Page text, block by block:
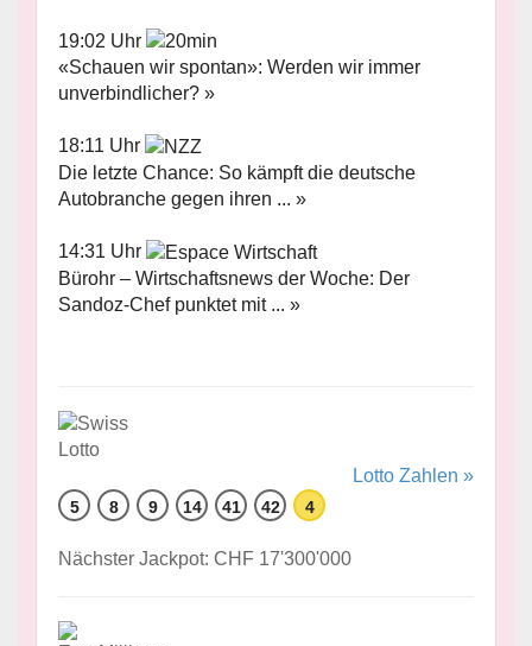
19:02 Uhr
«Schauen wir spontan»: Werden wir immer
unverbindlicher? »
18:11 Uhr
Die letzte Chance: So kämpft die deutsche
Autobranche gegen ihren ... »
14:31 Uhr
Bürohr – Wirtschaftsnews der Woche: Der
Sandoz-Chef punktet mit ... »
Lotto Zahlen »
5 8 9 14 41 42 4
Nächster Jackpot: CHF 17'300'000